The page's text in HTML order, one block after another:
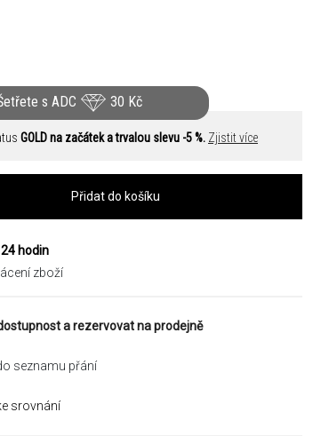
s ADC 30 Kč
GOLD na začátek a trvalou slevu -5 %. Zjistit více
Přidat do košíku
24 hodin
zboží
a rezervovat na prodejně
seznamu přání
srovnání